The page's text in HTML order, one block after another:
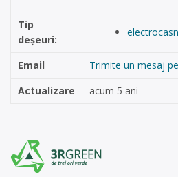
Tip
deșeuri:
Email
Trimite un mesaj
Actualizare
acum 5 ani